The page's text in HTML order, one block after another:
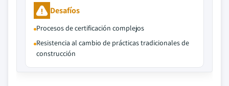
Desafíos
Procesos de certificación complejos
Resistencia al cambio de prácticas tradicionales de
construcción